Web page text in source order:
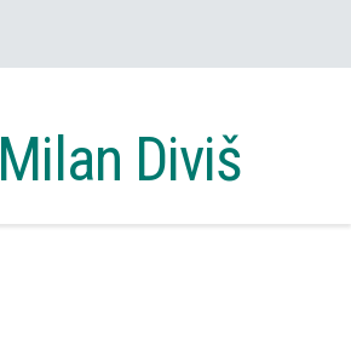
Milan Diviš